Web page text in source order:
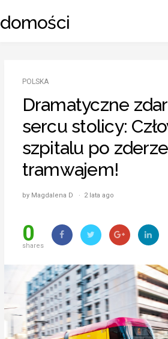
to
POLSKA
Dramatyczne
sercu stolicy:
szpitalu po
tramwajem!
by Magdalena D · 2 lata ago
0
shares